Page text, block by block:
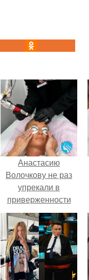
Анастасию
Волочкову не раз
упрекали в
приверженности
устаревшим бьюти -
процедурам.